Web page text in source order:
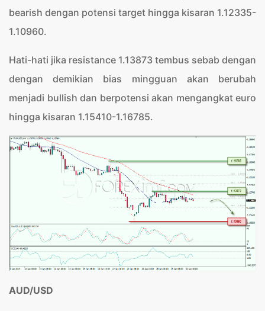
bearish dengan potensi target hingga kisaran 1.12335-
1.10960.
Hati-hati jika resistance 1.13873 tembus sebab dengan
dengan demikian bias mingguan akan berubah
menjadi bullish dan berpotensi akan mengangkat euro
hingga kisaran 1.15410-1.16785.
AUD/USD